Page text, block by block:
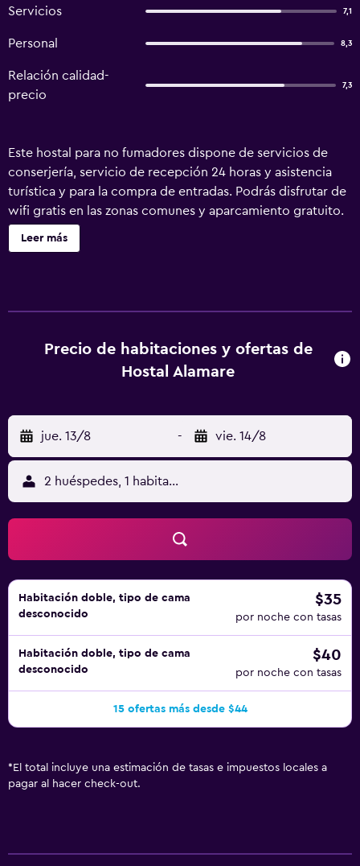
Servicios 7,1
Personal 8,3
Relación calidad-
precio
7,3
Este hostal para no fumadores dispone de servicios de
conserjería, servicio de recepción 24 horas y asistencia
turística y para la compra de entradas. Podrás disfrutar de
wifi gratis en las zonas comunes y aparcamiento gratuito.
Otras instalaciones incluyen una caja fuerte en la
recepción y una máquina expendedora. Hostal Alamare
a Internet wifi gratis. Se ofrece servicio de limpieza todos
los días y es posible solicitar tabla de planchar con
Leer más
Precio de habitaciones y ofertas de
Hostal Alamare
jue. 13/8 - vie. 14/8
2 huéspedes, 1 habitación
Habitación doble, tipo de cama
desconocido
$35
por noche con tasas
Habitación doble, tipo de cama
desconocido
$40
por noche con tasas
15 ofertas más desde $44
* El total incluye una estimación de tasas e impuestos locales a
pagar al hacer check-out.